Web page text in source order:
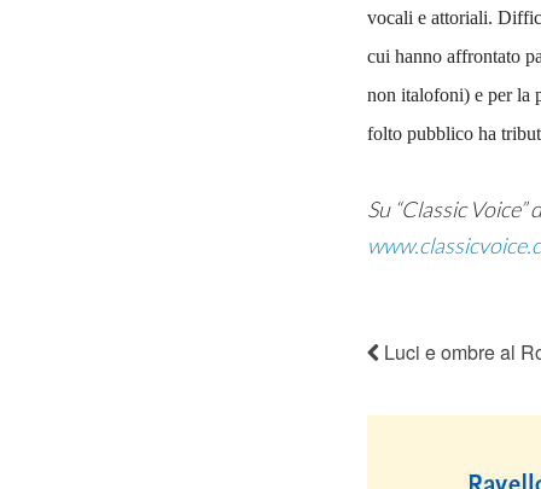
vocali e attoriali.
cui hanno affrontato
non italofoni) e per la
folto pubblico ha
Su “Classic
Luci e ombre al